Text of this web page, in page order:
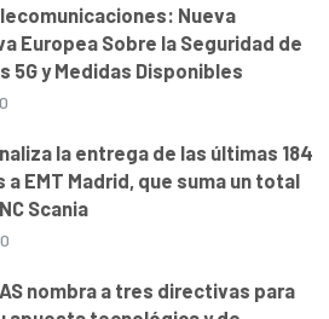
Nueva
Europea Sobre la Seguridad de
5G y Medidas Disponibles
la entrega de las últimas 184
a EMT Madrid, que suma un total
Scania
nombra a tres directivas para